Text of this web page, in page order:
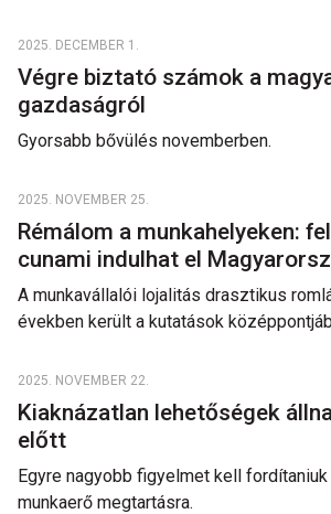
2025. DECEMBER 1.
Végre biztató számok a
gazdaságról
Gyorsabb bővülés novemberben.
2025. NOVEMBER 25.
Rémálom a munkahelyeken:
cunami indulhat el
A munkavállalói lojalitás drasztikus
években került a kutatások
2025. NOVEMBER 22.
Kiaknázatlan lehetőségek
előtt
Egyre nagyobb figyelmet kell fordítaniuk
munkaerő megtartásra.